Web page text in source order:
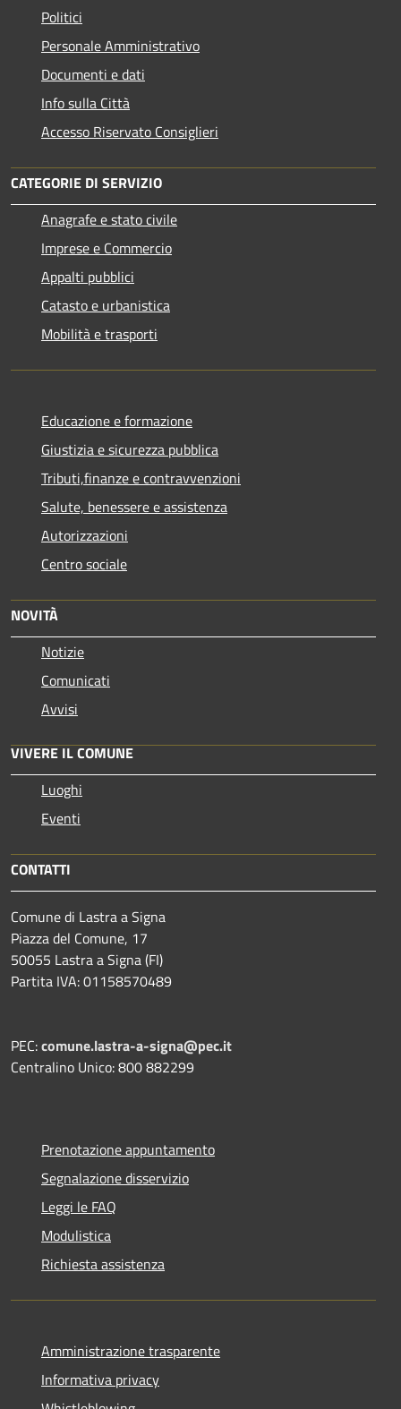
Politici
Personale Amministrativo
Documenti e dati
Info sulla Città
Accesso Riservato Consiglieri
CATEGORIE DI SERVIZIO
Anagrafe e stato civile
Imprese e Commercio
Appalti pubblici
Catasto e urbanistica
Mobilità e trasporti
Educazione e formazione
Giustizia e sicurezza pubblica
Tributi,finanze e contravvenzioni
Salute, benessere e assistenza
Autorizzazioni
Centro sociale
NOVITÀ
Notizie
Comunicati
Avvisi
VIVERE IL COMUNE
Luoghi
Eventi
CONTATTI
Comune di Lastra a Signa
Piazza del Comune, 17
50055 Lastra a Signa (FI)
Partita IVA: 01158570489
PEC:comune.lastra-a-signa@pec.it
Centralino Unico: 800 882299
Prenotazione appuntamento
Segnalazione disservizio
Leggi le FAQ
Modulistica
Richiesta assistenza
Amministrazione trasparente
Informativa privacy